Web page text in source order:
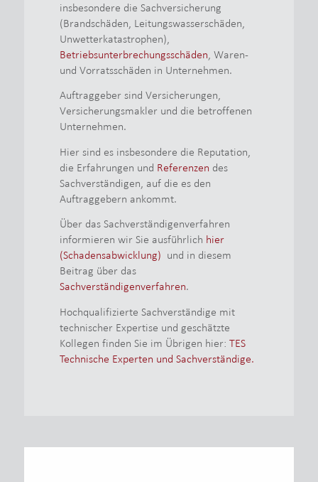
insbesondere die Sachversicherung
(Brandschäden, Leitungswasserschäden,
Unwetterkatastrophen),
Betriebsunterbrechungsschäden , Waren-
und Vorratsschäden in Unternehmen.
Auftraggeber sind Versicherungen,
Versicherungsmakler und die betroffenen
Unternehmen.
Hier sind es insbesondere die Reputation,
die Erfahrungen und Referenzen des
Sachverständigen, auf die es den
Auftraggebern ankommt.
Über das Sachverständigenverfahren
informieren wir Sie ausführlich hier
(Schadensabwicklung) und in diesem
Beitrag über das
Sachverständigenverfahren.
Hochqualifizierte Sachverständige mit
technischer Expertise und geschätzte
Kollegen finden Sie im Übrigen hier: TES
Technische Experten und Sachverständige.